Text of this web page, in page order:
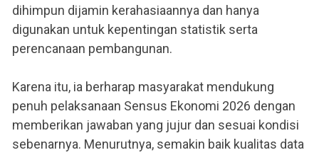
dihimpun dijamin kerahasiaannya dan hanya
digunakan untuk kepentingan statistik serta
perencanaan pembangunan.
Karena itu, ia berharap masyarakat mendukung
penuh pelaksanaan Sensus Ekonomi 2026 dengan
memberikan jawaban yang jujur dan sesuai kondisi
sebenarnya. Menurutnya, semakin baik kualitas data